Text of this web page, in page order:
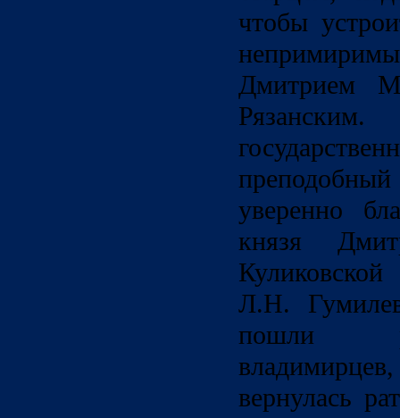
чтобы
Дмитрием
уверенно
князя
Л.Н.
пошли
вернулась